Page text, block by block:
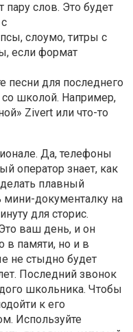
слов. Это будет
слоумо, титры с
если формат
песни для последнего
со школой. Например,
Zivert или что-то
Да, телефоны
оператор знает, как
плавный
документалку на
для сторис.
ваш день, и он
в памяти, но и в
не стыдно будет
Последний звонок
школьника. Чтобы
к его
Используйте